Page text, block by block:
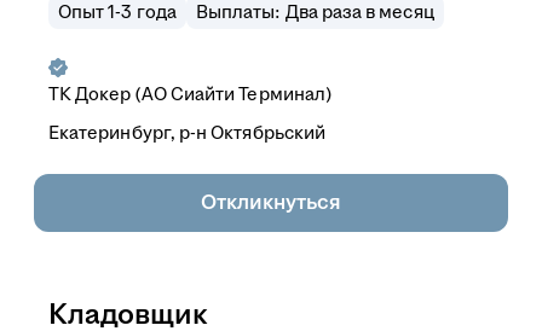
Опыт 1-3 года Выплаты: Два раза в месяц
ТК Докер (АО Сиайти Терминал)
Екатеринбург, р-н Октябрьский
Откликнуться
Кладовщик